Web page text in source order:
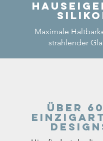
Maximale
strahlender
Über